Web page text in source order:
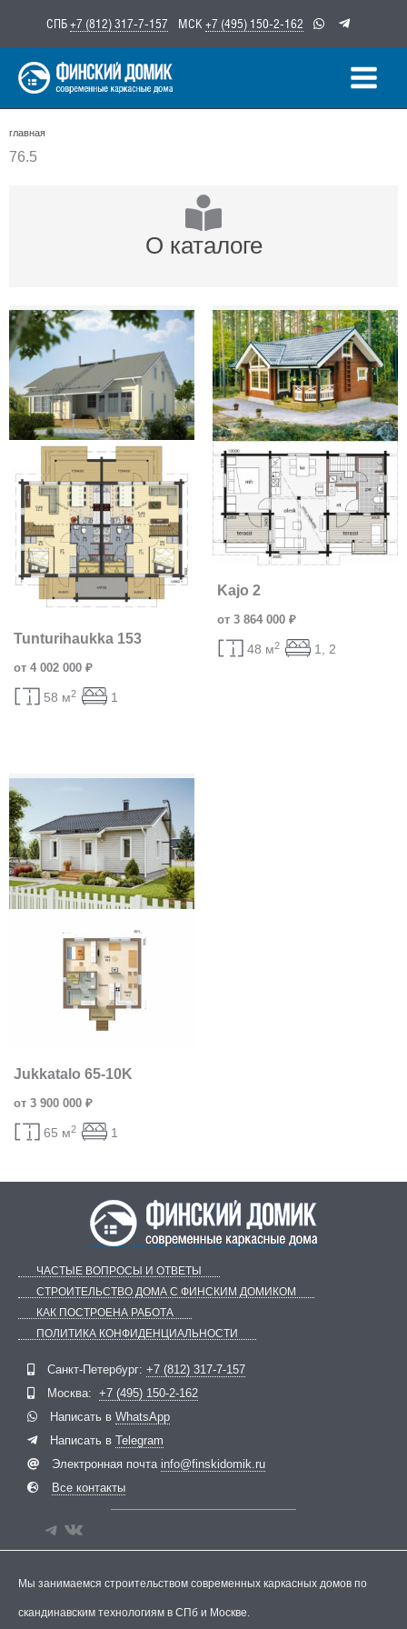
содержимому
СПБ+7 (812) 317-7-157 МСК +7 (495) 150-2-162
главная
76.5
О каталоге
Tunturihaukka 153
от 4 002 000 ₽
58 м2 1
Kajo 2
от 3 864 000 ₽
48 м2 1, 2
Jukkatalo 65-10K
от 3 900 000 ₽
65 м2 1
ЧАСТЫЕ ВОПРОСЫ И ОТВЕТЫ
СТРОИТЕЛЬСТВО ДОМА С ФИНСКИМ ДОМИКОМ
КАК ПОСТРОЕНА РАБОТА
ПОЛИТИКА КОНФИДЕНЦИАЛЬНОСТИ
Санкт-Петербург: +7 (812) 317-7-157
Москва: +7 (495) 150-2-162
Написать в WhatsApp
Написать в Telegram
Электронная почта info@finskidomik.ru
Все контакты
Мы занимаемся строительством современных каркасных домов по
скандинавским технологиям в СПб и Москве.